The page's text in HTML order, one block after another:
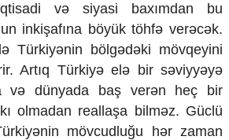
və siyasi baxımdan bu
inkişafına böyük töhfə verəcək.
Türkiyənin bölgədəki mövqeyini
Artıq Türkiyə elə bir səviyyəyə
və dünyada baş verən heç bir
olmadan reallaşa bilməz. Güclü
mövcudluğu hər zaman